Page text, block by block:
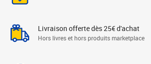
Livraison offerte dès 25€ d'achat
Hors livres et hors produits marketplace